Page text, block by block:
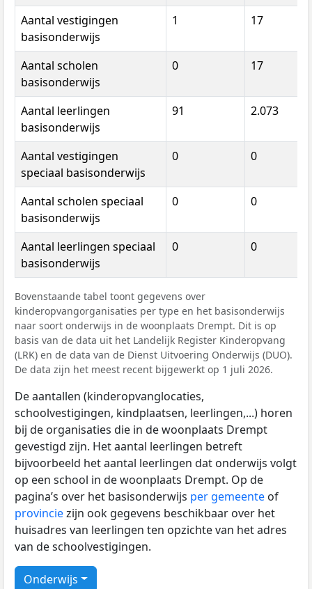
Aantal vestigingen
basisonderwijs
1 17
Aantal scholen
basisonderwijs
0 17
Aantal leerlingen
basisonderwijs
91 2.073
Aantal vestigingen
speciaal basisonderwijs
0 0
Aantal scholen speciaal
basisonderwijs
0 0
Aantal leerlingen speciaal
basisonderwijs
0 0
Bovenstaande tabel toont gegevens over
kinderopvangorganisaties per type en het basisonderwijs
naar soort onderwijs in de woonplaats Drempt. Dit is op
basis van de data uit het Landelijk Register Kinderopvang
(LRK) en de data van de Dienst Uitvoering Onderwijs (DUO).
De data zijn het meest recent bijgewerkt op 1 juli 2026.
De aantallen (kinderopvanglocaties,
schoolvestigingen, kindplaatsen, leerlingen,...) horen
bij de organisaties die in de woonplaats Drempt
gevestigd zijn. Het aantal leerlingen betreft
bijvoorbeeld het aantal leerlingen dat onderwijs volgt
op een school in de woonplaats Drempt. Op de
pagina’s over het basisonderwijs per gemeente of
provinciezijn ook gegevens beschikbaar over het
huisadres van leerlingen ten opzichte van het adres
van de schoolvestigingen.
Onderwijs